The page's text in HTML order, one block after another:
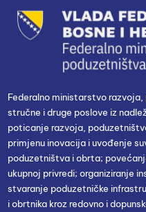
Federalno ministarstvo
stručne i druge poslove iz
poticanje razvoja,
primjenu inovacija i uvođenje
poduzetništva i obrta;
ukupnoj privredi; organiziranje
stvaranje poduzetničke
i obrtnika kroz redovno i